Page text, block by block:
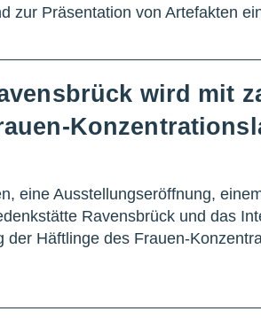
zur Präsentation von Artefakten
wird mit
eine Ausstellungseröffnung,
Ravensbrück und das
Häftlinge des Frauen-